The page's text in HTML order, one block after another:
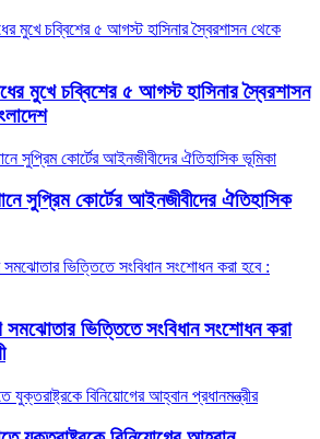
মুখে চব্বিশের ৫ আগস্ট হাসিনার স্বৈরশাসন
সুপ্রিম কোর্টের আইনজীবীদের ঐতিহাসিক
সমঝোতার ভিত্তিতে সংবিধান সংশোধন করা